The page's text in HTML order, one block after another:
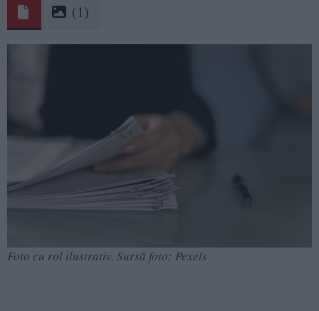
(1)
Foto cu rol ilustrativ. Sursă foto: Pexels